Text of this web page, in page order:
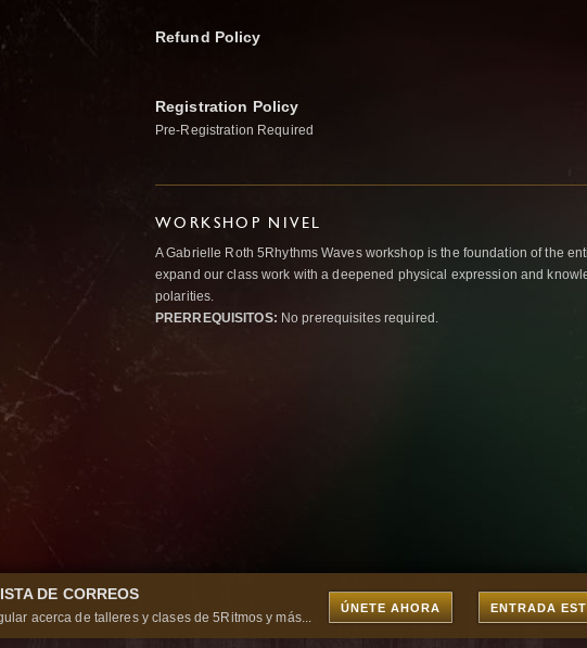
Refund Policy
Registration Policy
Pre-Registration Required
WORKSHOP NIVEL
A Gabrielle Roth 5Rhythms Waves workshop is the foundation of the
expand our class work with a deepened physical expression and
polarities.
PRERREQUISITOS: No prerequisites required.
DE CORREOS
acerca de talleres y clases de 5Ritmos y más...
ÚNETE AHORA ENTRADA